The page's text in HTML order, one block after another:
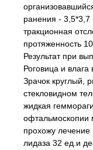
ранения - 3,5*3,7
тракционная
протяженность
Результат при
Роговица и
Зрачок круглый,
стекловидном
жидкая
офтальмоскопии
прохожу лечение
лидаза 32 ед.и